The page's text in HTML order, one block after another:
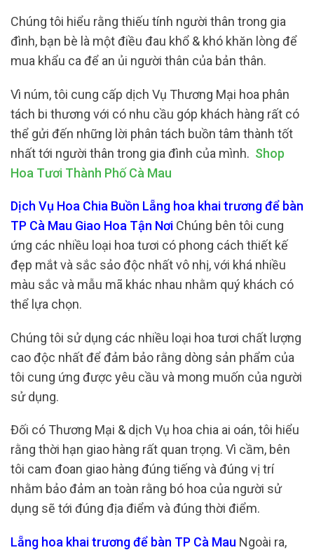
Chúng tôi hiểu rằng thiếu tính người thân trong gia
đình, bạn bè là một điều đau khổ & khó khăn lòng để
mua khẩu ca để an ủi người thân của bản thân.
Vì núm, tôi cung cấp dịch Vụ Thương Mại hoa phân
tách bi thương với có nhu cầu góp khách hàng rất có
thể gửi đến những lời phân tách buồn tâm thành tốt
nhất tới người thân trong gia đình của mình. Shop
Hoa Tươi Thành Phố Cà Mau
Dịch Vụ Hoa Chia Buồn Lẵng hoa khai trương để bàn
TP Cà Mau Giao Hoa Tận Nơi Chúng bên tôi cung
ứng các nhiều loại hoa tươi có phong cách thiết kế
đẹp mắt và sắc sảo độc nhất vô nhị, với khá nhiều
màu sắc và mẫu mã khác nhau nhằm quý khách có
thể lựa chọn.
Chúng tôi sử dụng các nhiều loại hoa tươi chất lượng
cao độc nhất để đảm bảo rằng dòng sản phẩm của
tôi cung ứng được yêu cầu và mong muốn của người
sử dụng.
Đối có Thương Mại & dịch Vụ hoa chia ai oán, tôi hiểu
rằng thời hạn giao hàng rất quan trọng. Vì cầm, bên
tôi cam đoan giao hàng đúng tiếng và đúng vị trí
nhằm bảo đảm an toàn rằng bó hoa của người sử
dụng sẽ tới đúng địa điểm và đúng thời điểm.
Lẵng hoa khai trương để bàn TP Cà Mau Ngoài ra,